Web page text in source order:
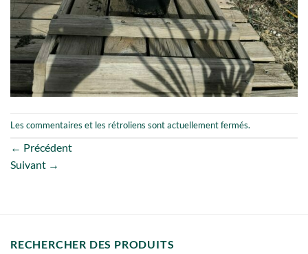
Les commentaires et les rétroliens sont actuellement fermés.
← Précédent
Suivant →
RECHERCHER DES PRODUITS